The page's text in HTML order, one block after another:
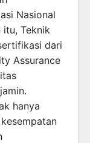
Nasional
itu, Teknik
dari
Assurance
hanya